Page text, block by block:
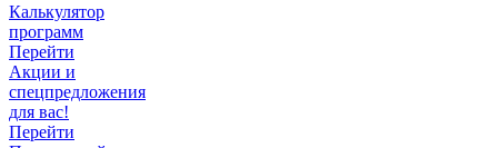
Калькулятор
программ
Перейти
Акции и
спецпредложения
для вас!
Перейти